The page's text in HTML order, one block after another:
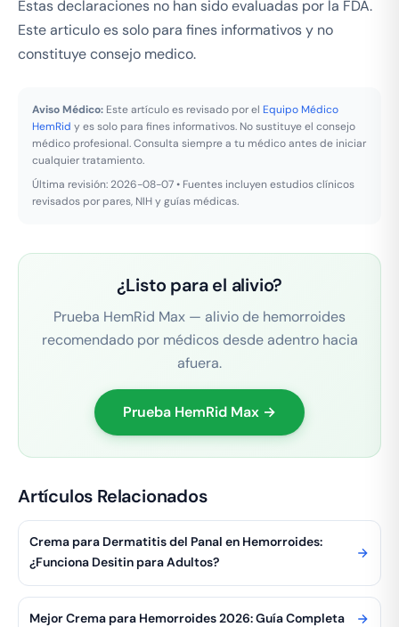
Estas declaraciones no han sido evaluadas por la FDA.
Este articulo es solo para fines informativos y no
constituye consejo medico.
Aviso Médico: Este artículo es revisado por el Equipo Médico
HemRid y es solo para fines informativos. No sustituye el consejo
médico profesional. Consulta siempre a tu médico antes de iniciar
cualquier tratamiento.
Última revisión: 2026-08-07 • Fuentes incluyen estudios clínicos
revisados por pares, NIH y guías médicas.
¿Listo para el alivio?
Prueba HemRid Max — alivio de hemorroides
recomendado por médicos desde adentro hacia
afuera.
Prueba HemRid Max →
Artículos Relacionados
Crema para Dermatitis del Panal en Hemorroides:
¿Funciona Desitin para Adultos?
Mejor Crema para Hemorroides 2026: Guía Completa